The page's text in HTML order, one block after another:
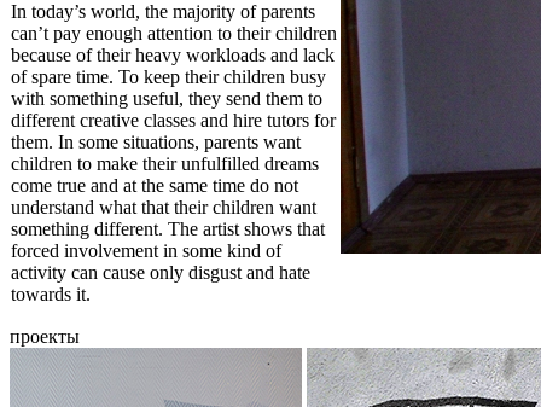
In today’s world, the majority of parents
can’t pay enough attention to their children
because of their heavy workloads and lack
of spare time. To keep their children busy
with something useful, they send them to
different creative classes and hire tutors for
them. In some situations, parents want
children to make their unfulfilled dreams
come true and at the same time do not
understand what that their children want
something different. The artist shows that
forced involvement in some kind of
activity can cause only disgust and hate
towards it.
проекты